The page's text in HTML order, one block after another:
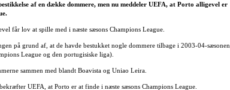
af en dække dommere, men nu meddeler UEFA, at Porto alligevel er
får lov at spille med i næste sæsons Champions League.
på grund af, at de havde bestukket nogle dommere tilbage i 2003-04-sæsonen,
League og den portugisiske liga).
sammen med blandt Boavista og Uniao Leira.
UEFA, at Porto er at finde i næste sæsons Champions League.